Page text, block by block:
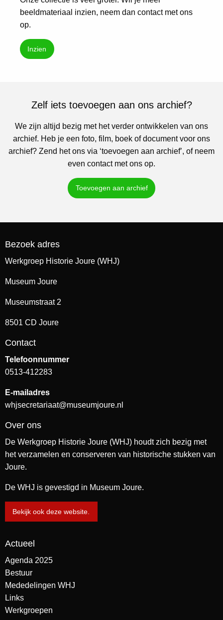
beeldmateriaal inzien, neem dan contact met ons
op.
Inzien
Zelf iets toevoegen aan ons archief?
We zijn altijd bezig met het verder ontwikkelen van ons
archief. Heb je een foto, film, boek of document voor ons
archief? Zend het ons via ‘toevoegen aan archief’, of neem
even contact met ons op.
Toevoegen aan archief
Bezoek adres
Werkgroep Historie Joure (WHJ)
Museum Joure
Museumstraat 2
8501 CD Joure
Contact
Telefoonnummer
0513-412283
E-mailadres
whjsecretariaat@museumjoure.nl
Over ons
De Werkgroep Historie Joure (WHJ) houdt zich bezig met
het verzamelen en conserveren van historische stukken van
Joure.
De WHJ is gevestigd in Museum Joure.
Bekijk ook deze website.
Actueel
Agenda 2025
Bestuur
Mededelingen WHJ
Links
Werkgroepen